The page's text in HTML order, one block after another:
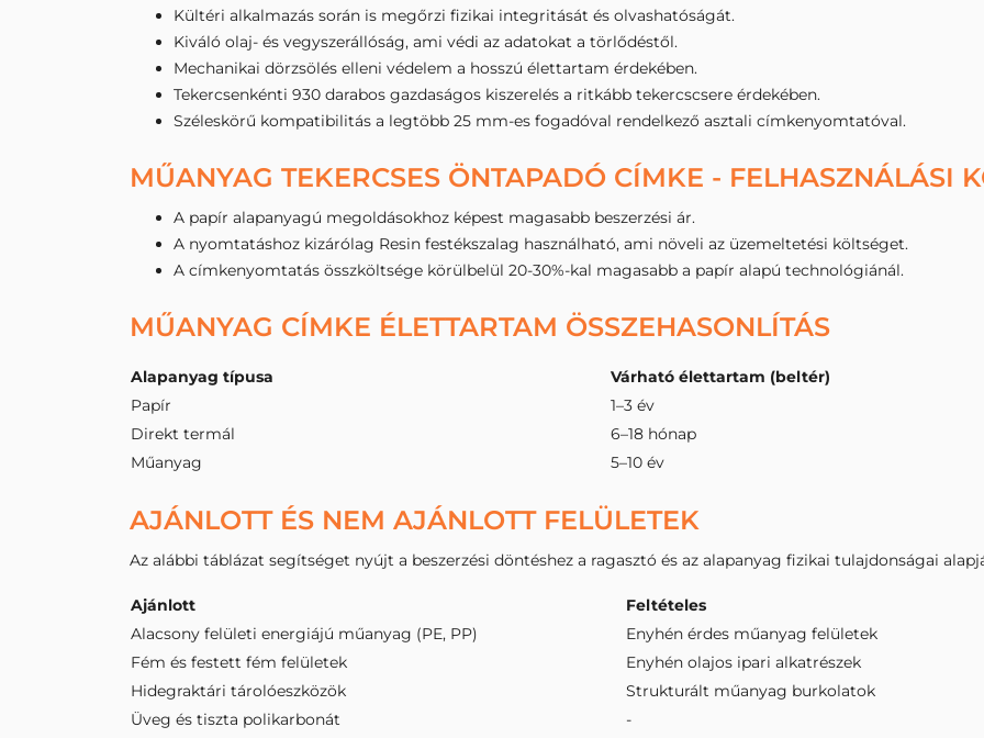
Kültéri alkalmazás során is megőrzi fizikai integritását és olvashatóságát.
Kiváló olaj- és vegyszerállóság, ami védi az adatokat a törlődéstől.
Mechanikai dörzsölés elleni védelem a hosszú élettartam érdekében.
Tekercsenkénti 930 darabos gazdaságos kiszerelés a ritkább tekercscsere érdekében.
Széleskörű kompatibilitás a legtöbb 25 mm-es fogadóval rendelkező asztali címkenyomtatóval.
MŰANYAG TEKERCSES ÖNTAPADÓ CÍMKE - FELHASZNÁLÁSI
A papír alapanyagú megoldásokhoz képest magasabb beszerzési ár.
A nyomtatáshoz kizárólag Resin festékszalag használható, ami növeli az üzemeltetési költséget.
A címkenyomtatás összköltsége körülbelül 20-30%-kal magasabb a papír alapú technológiánál.
MŰANYAG CÍMKE ÉLETTARTAM ÖSSZEHASONLÍTÁS
Alapanyag típusa
Várható élettartam (beltér)
Papír
1–3 év
Direkt termál
6–18 hónap
Műanyag
5–10 év
AJÁNLOTT ÉS NEM AJÁNLOTT FELÜLETEK
Az alábbi táblázat segítséget nyújt a beszerzési döntéshez a ragasztó és az alapanyag fizikai tulajdonságai
Ajánlott Feltételes
Alacsony felületi energiájú műanyag (PE, PP)
Enyhén érdes műanyag felületek
Fém és festett fém felületek
Enyhén olajos ipari alkatrészek
Hidegraktári tárolóeszközök
Strukturált műanyag burkolatok
Üveg és tiszta polikarbonát
-